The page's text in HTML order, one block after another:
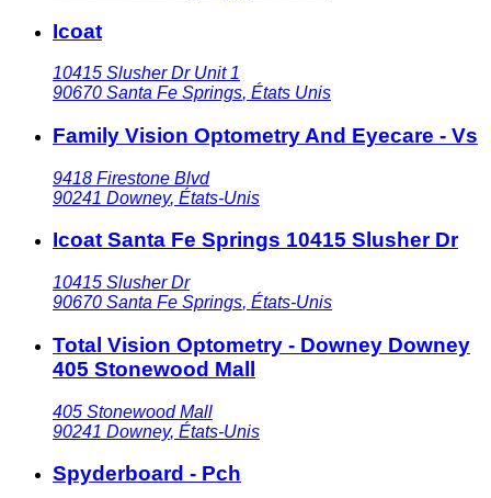
Icoat
10415 Slusher Dr Unit 1
90670 Santa Fe Springs, États Unis
Family Vision Optometry And Eyecare - Vs
9418 Firestone Blvd
90241 Downey, États-Unis
Icoat Santa Fe Springs 10415 Slusher Dr
10415 Slusher Dr
90670 Santa Fe Springs, États-Unis
Total Vision Optometry - Downey Downey
405 Stonewood Mall
405 Stonewood Mall
90241 Downey, États-Unis
Spyderboard - Pch